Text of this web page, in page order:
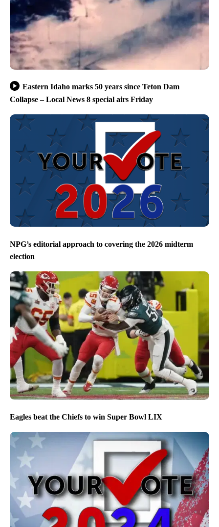
Eastern Idaho marks 50 years since Teton Dam
Collapse – Local News 8 special airs Friday
NPG’s editorial approach to covering the 2026 midterm
election
Eagles beat the Chiefs to win Super Bowl LIX